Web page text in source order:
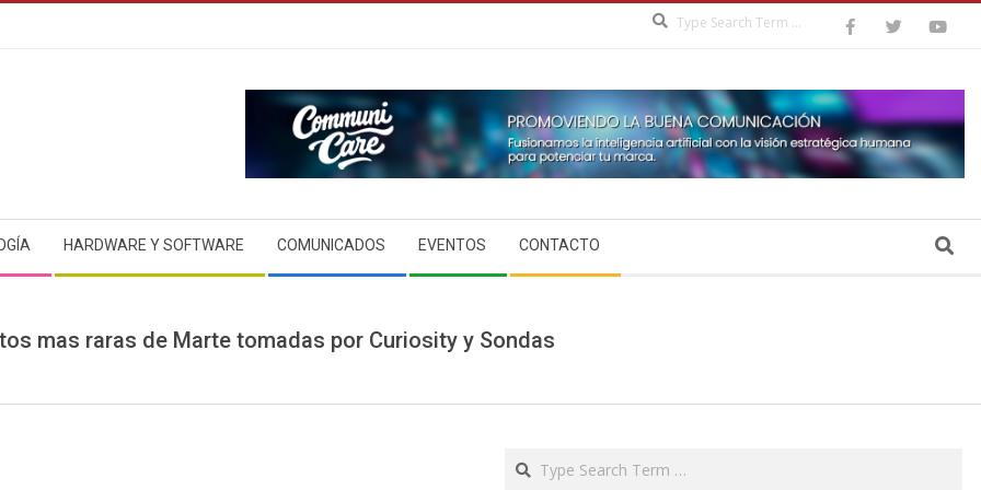
HARDWARE Y SOFTWARE COMUNICADOS EVENTOS CONTACTO Search
mas raras de Marte tomadas por Curiosity y Sondas
Search